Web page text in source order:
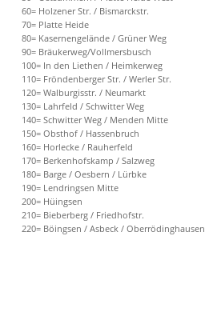
60= Holzener Str. / Bismarckstr.
70= Platte Heide
80= Kasernengelände / Grüner Weg
90= Bräukerweg/Vollmersbusch
100= In den Liethen / Heimkerweg
110= Fröndenberger Str. / Werler Str.
120= Walburgisstr. / Neumarkt
130= Lahrfeld / Schwitter Weg
140= Schwitter Weg / Menden Mitte
150= Obsthof / Hassenbruch
160= Horlecke / Rauherfeld
170= Berkenhofskamp / Salzweg
180= Barge / Oesbern / Lürbke
190= Lendringsen Mitte
200= Hüingsen
210= Bieberberg / Friedhofstr.
220= Böingsen / Asbeck / Oberrödinghausen